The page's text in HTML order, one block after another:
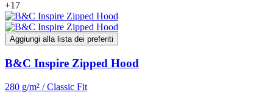
+17
Aggiungi alla lista dei preferiti
B&C Inspire Zipped Hood
280 g/m² / Classic Fit